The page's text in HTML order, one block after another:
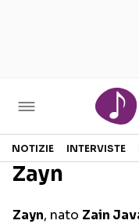
Sezioni
NOTIZIE
RECENSIONI
NOTIZIE INTERVISTE
Zayn
Zayn, nato Zain